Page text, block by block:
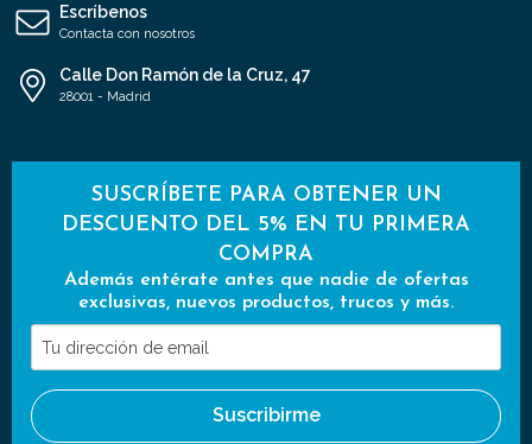
Escríbenos
Contacta con nosotros
Calle Don Ramón de la Cruz, 47
28001 - Madrid
SUSCRÍBETE PARA OBTENER UN
DESCUENTO DEL 5% EN TU PRIMERA
COMPRA
Además entérate antes que nadie de ofertas
exclusivas, nuevos productos, trucos y más.
Tu
dirección
de
email
Suscribirme